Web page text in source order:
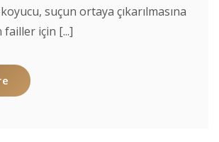
suçun ortaya çıkarılmasına
failler için [...]